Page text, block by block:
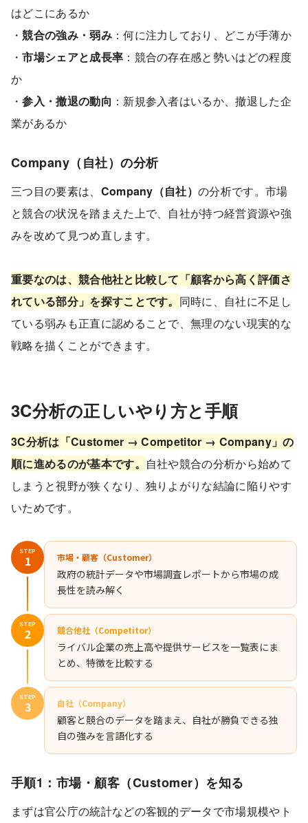
はどこにあるか
・競合の強み・弱み：何に注力しており、どこが手薄か
・市場シェアと成長率 ：競合の存在感と勢いはどの程度
か
・参入・撤退の動向 ：新規参入者はいるか、撤退した企
業があるか
Company（自社）の分析
三つ目の要素は、 Company（自社）の分析です。市場
と競合の状況を踏まえた上で、自社が持つ経営資源や強
みを改めて見つめ直します。
重要なのは、競合他社と比較して「顧客から高く評価さ
れている部分」を探すことです。 同時に、自社に不足し
ている弱みも正直に認めることで、無理のない現実的な
戦略を描くことができます。
3C分析の正しいやり方と手順
3C分析は「Customer → Competitor → Company」の
順に進めるのが基本です。 自社や競合の分析から始めて
しまうと視野が狭くなり、独りよがりな結論に陥りやす
いためです。
STEP
1 市場・顧客（Customer）
政府の統計データや市場調査レポートから市場の成
長性を読み解く
STEP
2 競合他社（Competitor）
ライバル企業の売上高や提供サービスを一覧表にま
とめ、特徴を比較する
STEP
3 自社（Company）
顧客と競合のデータを踏まえ、自社が勝負できる独
自の強みを言語化する
手順1：市場・顧客（Customer）を知る
まずは官公庁の統計などの客観的データで市場規模やト